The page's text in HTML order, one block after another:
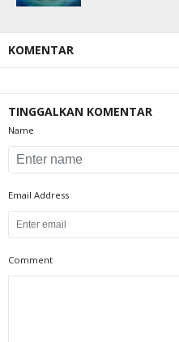
KOMENTAR
TINGGALKAN KOMENTAR
Name
Email Address
Comment